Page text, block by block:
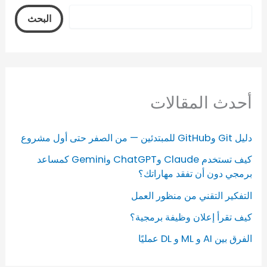
البحث
أحدث المقالات
دليل Git وGitHub للمبتدئين — من الصفر حتى أول مشروع
كيف تستخدم Claude وChatGPT وGemini كمساعد
برمجي دون أن تفقد مهاراتك؟
التفكير التقني من منظور العمل
كيف تقرأ إعلان وظيفة برمجية؟
الفرق بين AI و ML و DL عمليًا